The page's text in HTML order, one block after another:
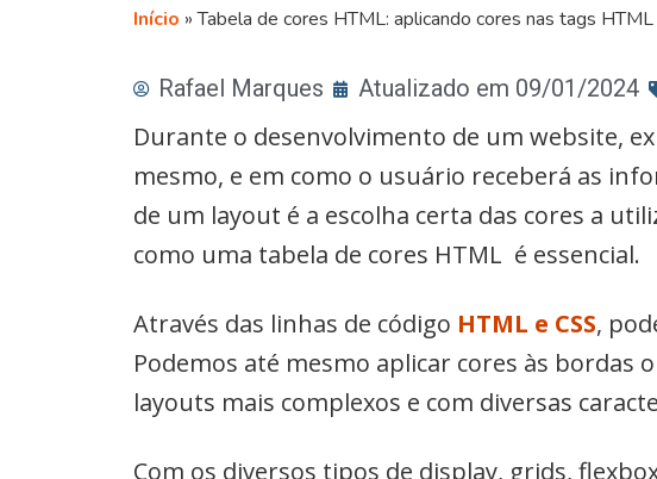
Início »Tabela de cores HTML: aplicando cores nas tags HTML
Rafael Marques Atualizado em 09/01/2024
Durante o desenvolvimento de um website,
mesmo, e em como o usuário receberá as
de um layout é a escolha certa das cores a
como uma tabela de cores HTML é essencial.
Através das linhas de código HTML e CSS,
Podemos até mesmo aplicar cores às
layouts mais complexos e com diversas
Com os diversos tipos de display, grids,